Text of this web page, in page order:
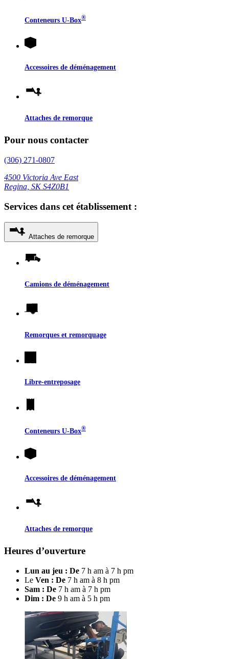
Conteneurs U-Box®
Accessoires de déménagement
Attaches de remorque
Pour nous contacter
(306) 271-0807
4500 Victoria Ave East
Regina, SK S4Z0B1
Services dans cet établissement :
Attaches de remorque
Camions de déménagement
Remorques et remorquage
Libre-entreposage
Conteneurs U-Box®
Accessoires de déménagement
Attaches de remorque
Heures d’ouverture
Lun au jeu : De 7 h am à 7 h pm
Le Ven : De 7 h am à 8 h pm
Sam : De 7 h am à 7 h pm
Dim : De 9 h am à 5 h pm